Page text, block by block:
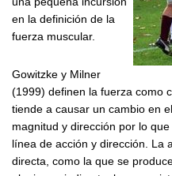
en la definición de la
fuerza muscular.
Gowitzke y Milner
(1999) definen la fuerza como
tiende a causar un cambio en
magnitud y dirección por lo
línea de acción y dirección. La
directa, como la que se